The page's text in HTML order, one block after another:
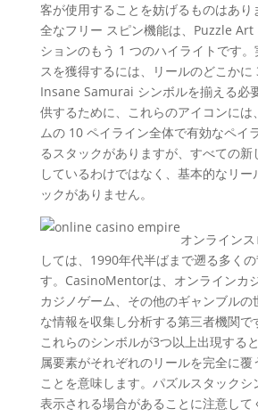
客が使用することを妨げるものはあり
全なフリー スピン機能は、Puzzle Art
ションのもう 1 つのハイライトです
スを獲得するには、リールのどこかに
Insane Samurai シンボルを揃える必
供するために、これらのアイコンには
ムの 10 ペイライン全体で有効なペイ
るスタックがありますが、すべての
しているわけではなく、基本的なリー
ックがありません。
オンライン
しては、1990年代半ばまで遡る多く
す。CasinoMentorは、オンラインカ
カジノゲーム、その他のギャンブルの
な情報を収集し分析する第三者機関で
これらのシンボルが3つ以上出現する
属要素がそれぞれのリールを完全に覆
ことを意味します。パズルスタックシ
表示される場合があることに注意して